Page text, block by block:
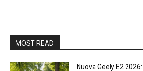
MOST READ
Nuova Geely E2